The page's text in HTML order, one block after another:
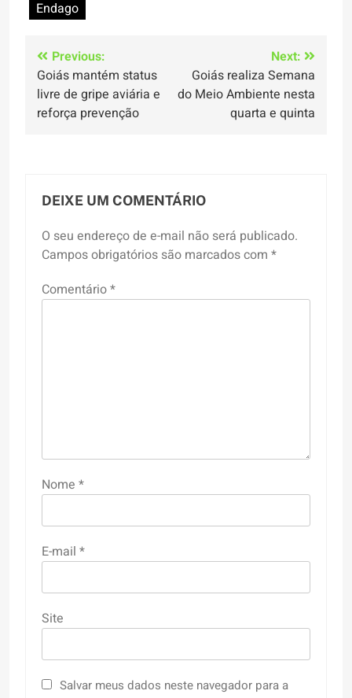
Endago
Navegação
de
Post
Previous:
Goiás mantém status
livre de gripe aviária e
reforça prevenção
Next:
Goiás realiza Semana
do Meio Ambiente nesta
quarta e quinta
DEIXE UM COMENTÁRIO
O seu endereço de e-mail não será publicado.
Campos obrigatórios são marcados com *
Comentário*
Nome *
E-mail *
Site
Salvar meus dados neste navegador para a